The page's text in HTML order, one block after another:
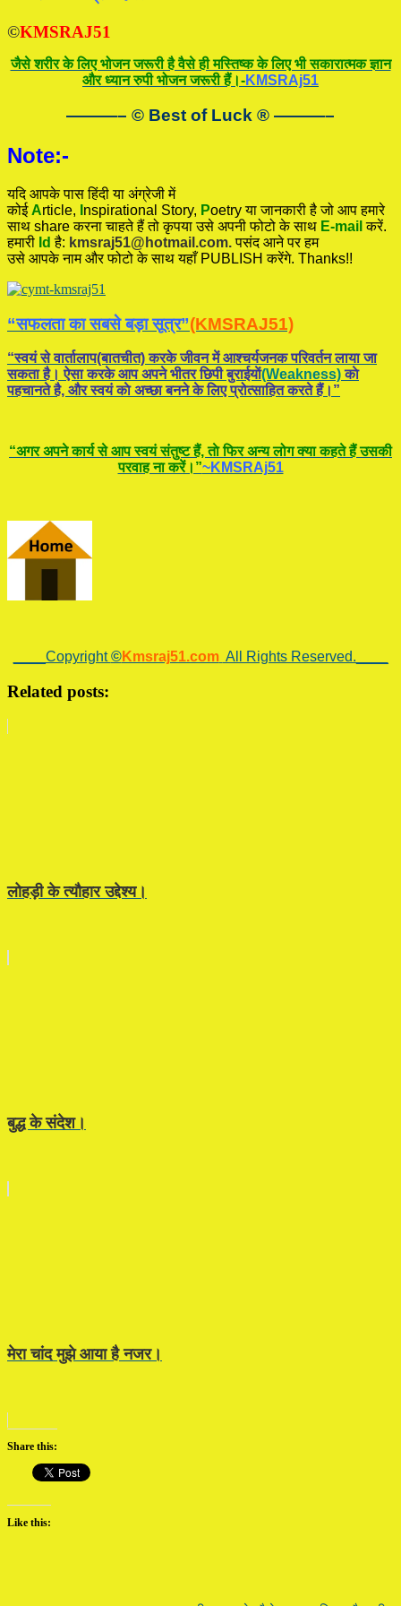
©KMSRAJ51
जैसे शरीर के लिए भोजन जरूरी है वैसे ही मस्तिष्क के लिए भी सकारात्मक ज्ञान
और ध्यान रुपी भोजन जरूरी हैं।-KMSRAj51
———– © Best of Luck ® ———–
Note:-
यदि आपके पास हिंदी या अंग्रेजी में
कोईArticle, nspirational Story, Poetryया जानकारी है जो आप हमारे
साथ share करना चाहते हैं तो कृपया उसे अपनी फोटो के साथ E-mail करें.
हमारी Id है: kmsraj51@hotmail.com. पसंद आने पर हम
उसे आपके नाम और फोटो के साथ यहाँ PUBLISH करेंगे. Thanks!!
“सफलता का सबसे बड़ा सूत्र”(KMSRAJ51)
“स्वयं से वार्तालाप(बातचीत) करके जीवन में आश्चर्यजनक परिवर्तन लाया जा
सकता है। ऐसा करके आप अपने भीतर छिपी बुराईयाें(Weakness)काे
पहचानते है, और स्वयं काे अच्छा बनने के लिए प्रोत्साहित करते हैं।”
“अगर अपने कार्य से आप स्वयं संतुष्ट हैं, ताे फिर अन्य लोग क्या कहते हैं उसकी
परवाह ना करें।”~KMSRAj51
____Copyright©Kmsraj51.com All Rights Reserved.____
Related posts:
लोहड़ी के त्यौहार उद्देश्य।
बुद्ध के संदेश।
मेरा चांद मुझे आया है नजर।
Share this:
Like this: